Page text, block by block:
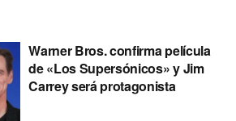
Warner Bros. confirma película
de «Los Supersónicos» y Jim
Carrey será protagonista